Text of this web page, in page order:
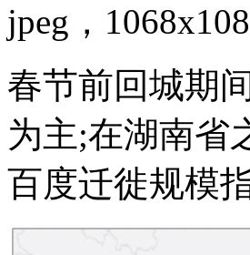
jpeg，
春节前回城期
为主;在湖南省
百度迁徙规模